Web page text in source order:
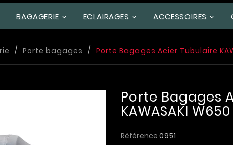
BAGAGERIE ECLAIRAGES ACCESSOIRES
Porte bagages Porte Bagages Acier Tubulaire
Porte Bagages
KAWASAKI
Référence 0951